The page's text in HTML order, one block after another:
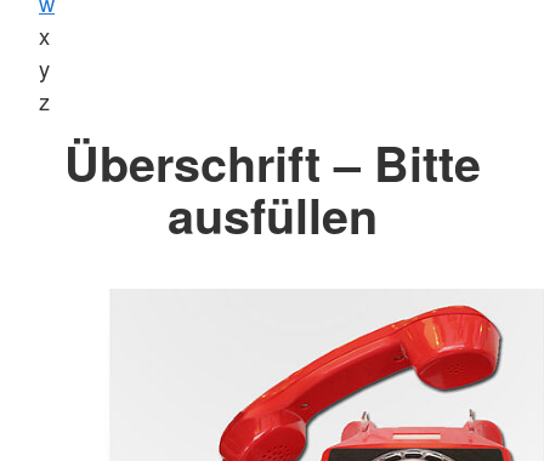
x
y
z
Überschrift – Bitte
ausfüllen